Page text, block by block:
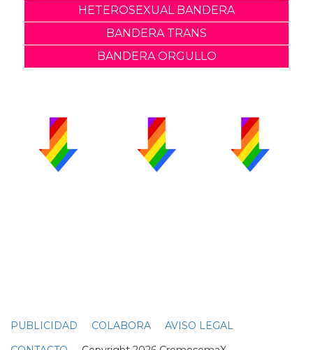
HETEROSEXUAL BANDERA
BANDERA TRANS
BANDERA ORGULLO
PUBLICIDAD COLABORA
AVISO LEGAL